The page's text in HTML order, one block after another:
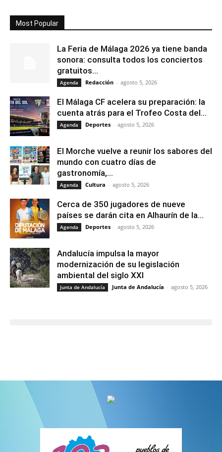
Most Popular
La Feria de Málaga 2026 ya tiene banda
sonora: consulta todos los conciertos
gratuitos...
Agenda Redacción - agosto 5, 2026
El Málaga CF acelera su preparación: la
cuenta atrás para el Trofeo Costa del...
Agenda Deportes - agosto 5, 2026
El Morche vuelve a reunir los sabores del
mundo con cuatro días de
gastronomía,...
Agenda Cultura - agosto 5, 2026
Cerca de 350 jugadores de nueve
países se darán cita en Alhaurín de la...
Agenda Deportes - agosto 5, 2026
Andalucía impulsa la mayor
modernización de su legislación
ambiental del siglo XXI
Junta de Andalucía Junta de Andalucía - agosto 5, 2026